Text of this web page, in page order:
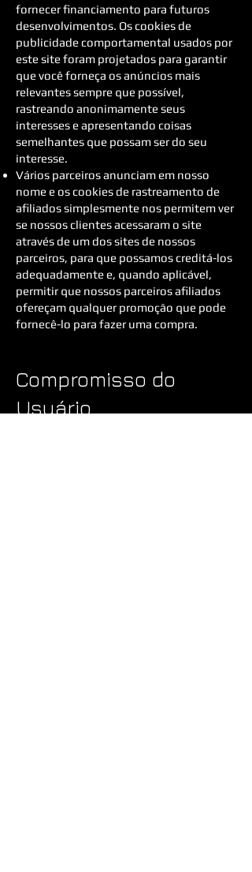
fornecer financiamento para futuros
desenvolvimentos. Os cookies de
publicidade comportamental usados ​​por
este site foram projetados para garantir
que você forneça os anúncios mais
relevantes sempre que possível,
rastreando anonimamente seus
interesses e apresentando coisas
semelhantes que possam ser do seu
interesse.
Vários parceiros anunciam em nosso
nome e os cookies de rastreamento de
afiliados simplesmente nos permitem ver
se nossos clientes acessaram o site
através de um dos sites de nossos
parceiros, para que possamos creditá-los
adequadamente e, quando aplicável,
permitir que nossos parceiros afiliados
ofereçam qualquer promoção que pode
fornecê-lo para fazer uma compra.
Compromisso do
Usuário